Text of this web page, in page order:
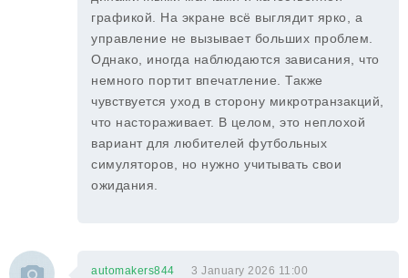
графикой. На экране всё выглядит ярко, а
управление не вызывает больших проблем.
Однако, иногда наблюдаются зависания, что
немного портит впечатление. Также
чувствуется уход в сторону микротранзакций,
что настораживает. В целом, это неплохой
вариант для любителей футбольных
симуляторов, но нужно учитывать свои
ожидания.
automakers844 3 January 2026 11:00